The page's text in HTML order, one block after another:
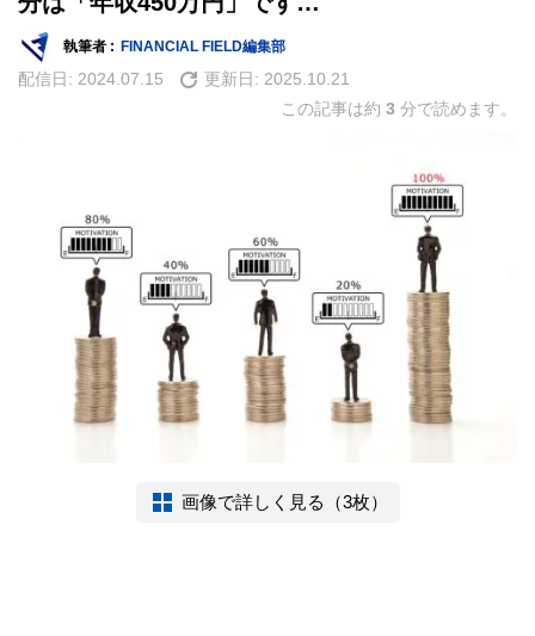
執筆者 : FINANCIAL FIELD編集部
配信日: 2024.07.15 更新日: 2025.10.21
この記事は約 3 分で読めます。
画像で詳しく見る（3枚）